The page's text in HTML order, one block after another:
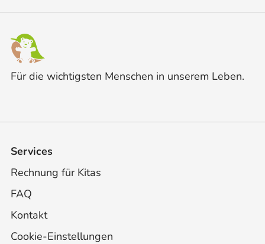
Für die wichtigsten Menschen in unserem Leben.
Services
Rechnung für Kitas
FAQ
Kontakt
Cookie-Einstellungen